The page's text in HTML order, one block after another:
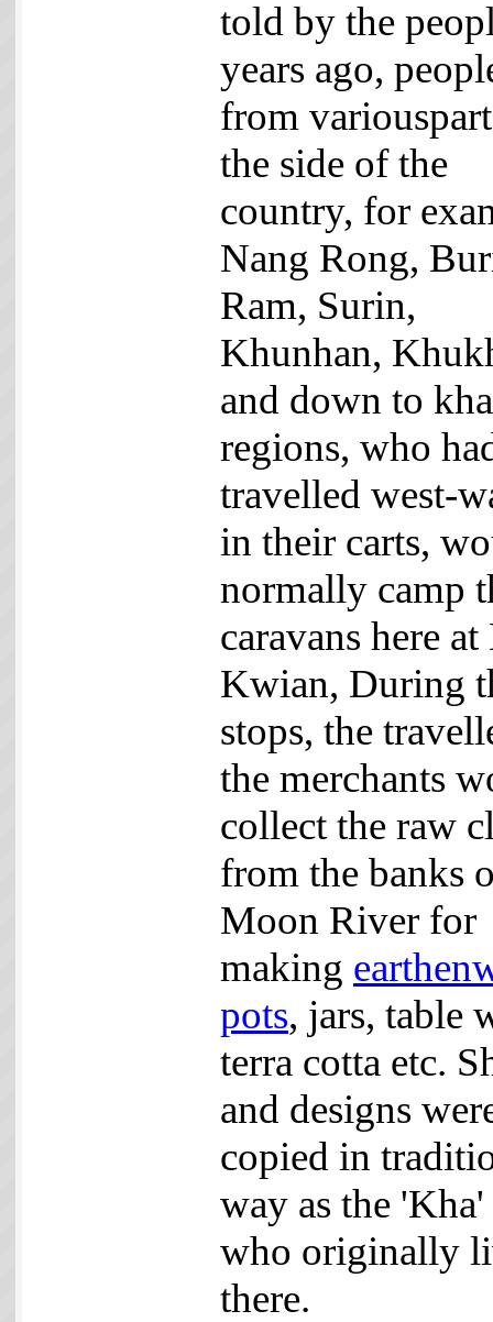
told by the
years ago,
from
the side of the
country, for
Nang Rong,
Ram, Surin,
Khunhan,
and down to
regions, who
travelled west-
in their carts,
normally camp
caravans here at
Kwian, During
stops, the
the merchants
collect the raw
from the banks
Moon River for
making
pots, jars, table
terra cotta etc.
and designs
copied in
way as the
who originally
there.